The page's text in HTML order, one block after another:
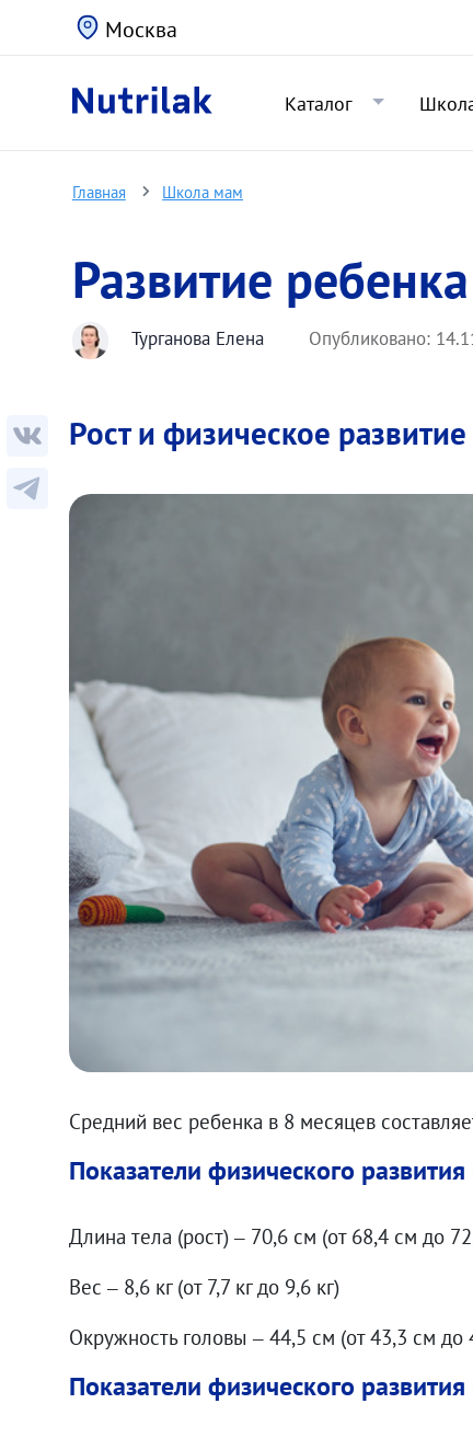
Москва
Каталог
Главная Школа мам
Развитие
Турганова Елена Опубликовано:
Рост и физическое
Средний вес ребенка в 8 месяцев
Показатели физического
Длина тела (рост) – 70,6 см (от 68,4 см до
Вес – 8,6 кг (от 7,7 кг до 9,6 кг)
Окружность головы – 44,5 см (от 43,3 см до
Показатели физического